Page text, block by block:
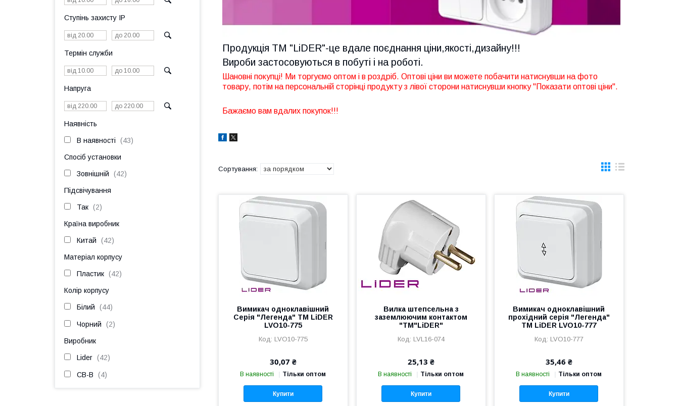
Продукція ТМ "LiDER"-це вдале поєднання ціни,якості,дизайну!!!
Вироби застосовуються в побуті і на роботі.
Шановні покупці! Ми торгуємо оптом і в роздріб. Оптові ціни ви можете побачити натиснувши на фото
товару, потім на персональній сторінці продукту з лівої сторони натиснувши кнопку "Показати оптові ціни".
Бажаємо вам вдалих покупок!!!
Вимикач одноклавішний
Серія "Легенда" TM LiDER
LVO10-775
LVO10-775
30,07 ₴
В наявності Тільки оптом
Купити
Вилка штепсельна з
заземлюючим контактом
"ТМ"LiDER"
LVL16-074
25,13 ₴
В наявності Тільки оптом
Купити
Вимикач одноклавішний
прохідний серія "Легенда"
TM LiDER LVO10-777
LVO10-777
35,46 ₴
В наявності Тільки оптом
Купити
Ступінь захисту IP
Термін служби
Напруга
Наявність
В наявності 43
Спосіб установки
Зовнішній 42
Підсвічування
Так 2
Країна виробник
Китай 42
Матеріал корпусу
Пластик 42
Колір корпусу
Білий 44
Чорний 2
Виробник
Lider 42
СВ-В 4